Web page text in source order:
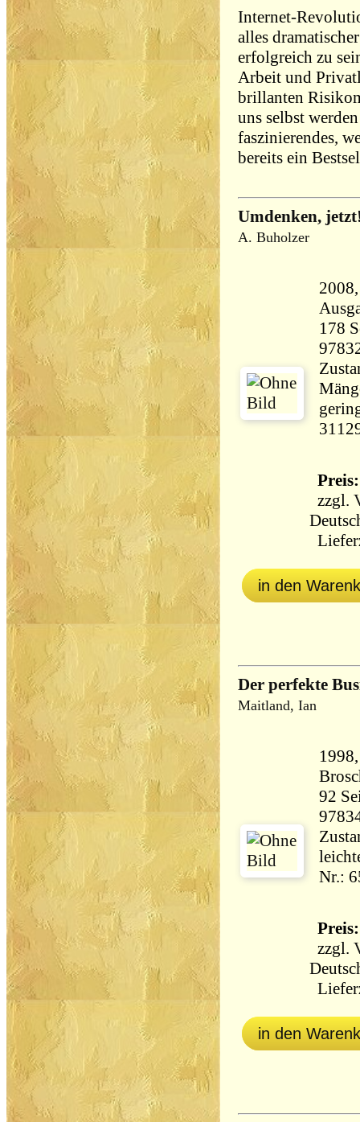
Internet-
alles
erfolgreich zu
Arbeit und
brillanten
uns selbst
faszinierendes,
bereits ein
Umdenken,
A. Buholzer
2008,
178 Seiten
zzgl.
in den
Der perfekte
Maitland, Ian
92 Seiten
Nr.:
zzgl.
in den